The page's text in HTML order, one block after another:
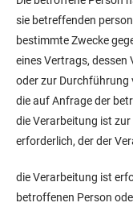
sie betreffenden
bestimmte Zwecke
eines Vertrags,
oder zur Durchführung
die auf Anfrage der
die Verarbeitung ist
erforderlich, der der
die Verarbeitung ist
betroffenen Person